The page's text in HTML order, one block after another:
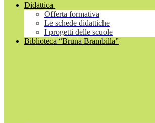
Didattica
Offerta formativa
Le schede didattiche
I progetti delle scuole
Biblioteca “Bruna Brambilla”